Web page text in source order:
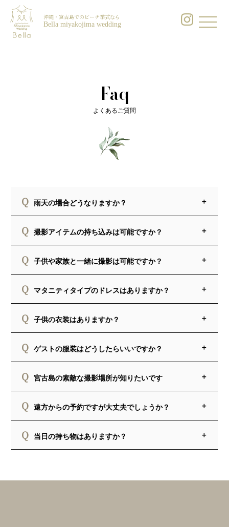
沖縄・宮古島でのビーチ挙式なら
Bella miyakojima wedding
Faq
よくあるご質問
Q 雨天の場合どうなりますか？
Q 撮影アイテムの持ち込みは可能ですか？
Q 子供や家族と一緒に撮影は可能ですか？
Q マタニティタイプのドレスはありますか？
Q 子供の衣装はありますか？
Q ゲストの服装はどうしたらいいですか？
Q 宮古島の素敵な撮影場所が知りたいです
Q 遠方からの予約ですが大丈夫でしょうか？
Q 当日の持ち物はありますか？